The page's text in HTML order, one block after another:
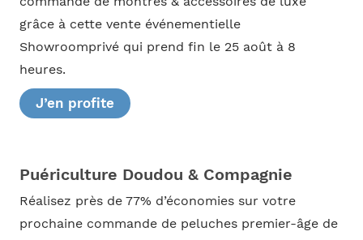
grâce à cette vente événementielle
Showroomprivé qui prend fin le 25 août à 8
heures.
J’en profite
Puériculture Doudou & Compagnie
Réalisez près de 77% d’économies sur votre
prochaine commande de peluches premier-âge de